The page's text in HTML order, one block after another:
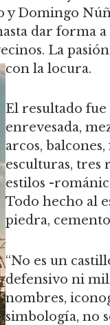
y Domingo
dar forma
La
con la locura.
El resultado
enrevesada,
arcos,
esculturas, tres
estilos -
Todo hecho al
piedra,
“No es un
defensivo ni
nombres,
simbología, no